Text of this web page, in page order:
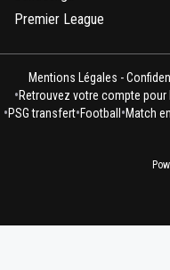
Premier League
Mentions Légales -
•Retrouvez votre compte
•PSG transfert•Football •Match